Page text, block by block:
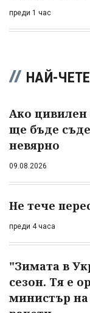
преди 1 час
НАЙ-
Ако цивилен
ще бъде
невярно
09.08.2026
Не тече
преди 4 часа
"Зимата в
сезон. Тя е
министър на